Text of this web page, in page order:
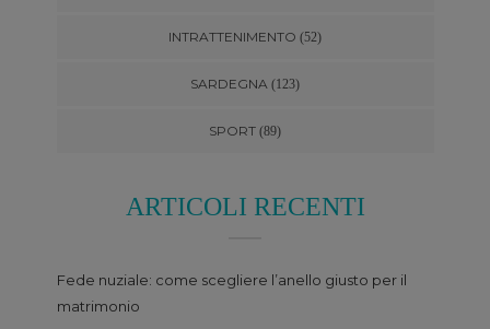
INTRATTENIMENTO (52)
SARDEGNA (123)
SPORT (89)
ARTICOLI RECENTI
Fede nuziale: come scegliere l’anello giusto per il
matrimonio